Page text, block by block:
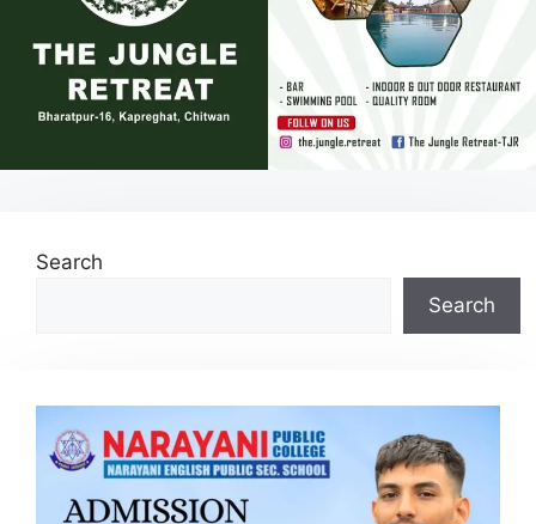
Search
Search